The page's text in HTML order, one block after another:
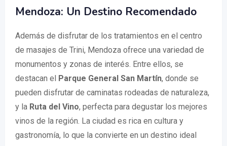
Mendoza: Un Destino Recomendado
Además de disfrutar de los tratamientos en el centro
de masajes de Trini, Mendoza ofrece una variedad de
monumentos y zonas de interés. Entre ellos, se
destacan el Parque General San Martín, donde se
pueden disfrutar de caminatas rodeadas de naturaleza,
y la Ruta del Vino, perfecta para degustar los mejores
vinos de la región. La ciudad es rica en cultura y
gastronomía, lo que la convierte en un destino ideal